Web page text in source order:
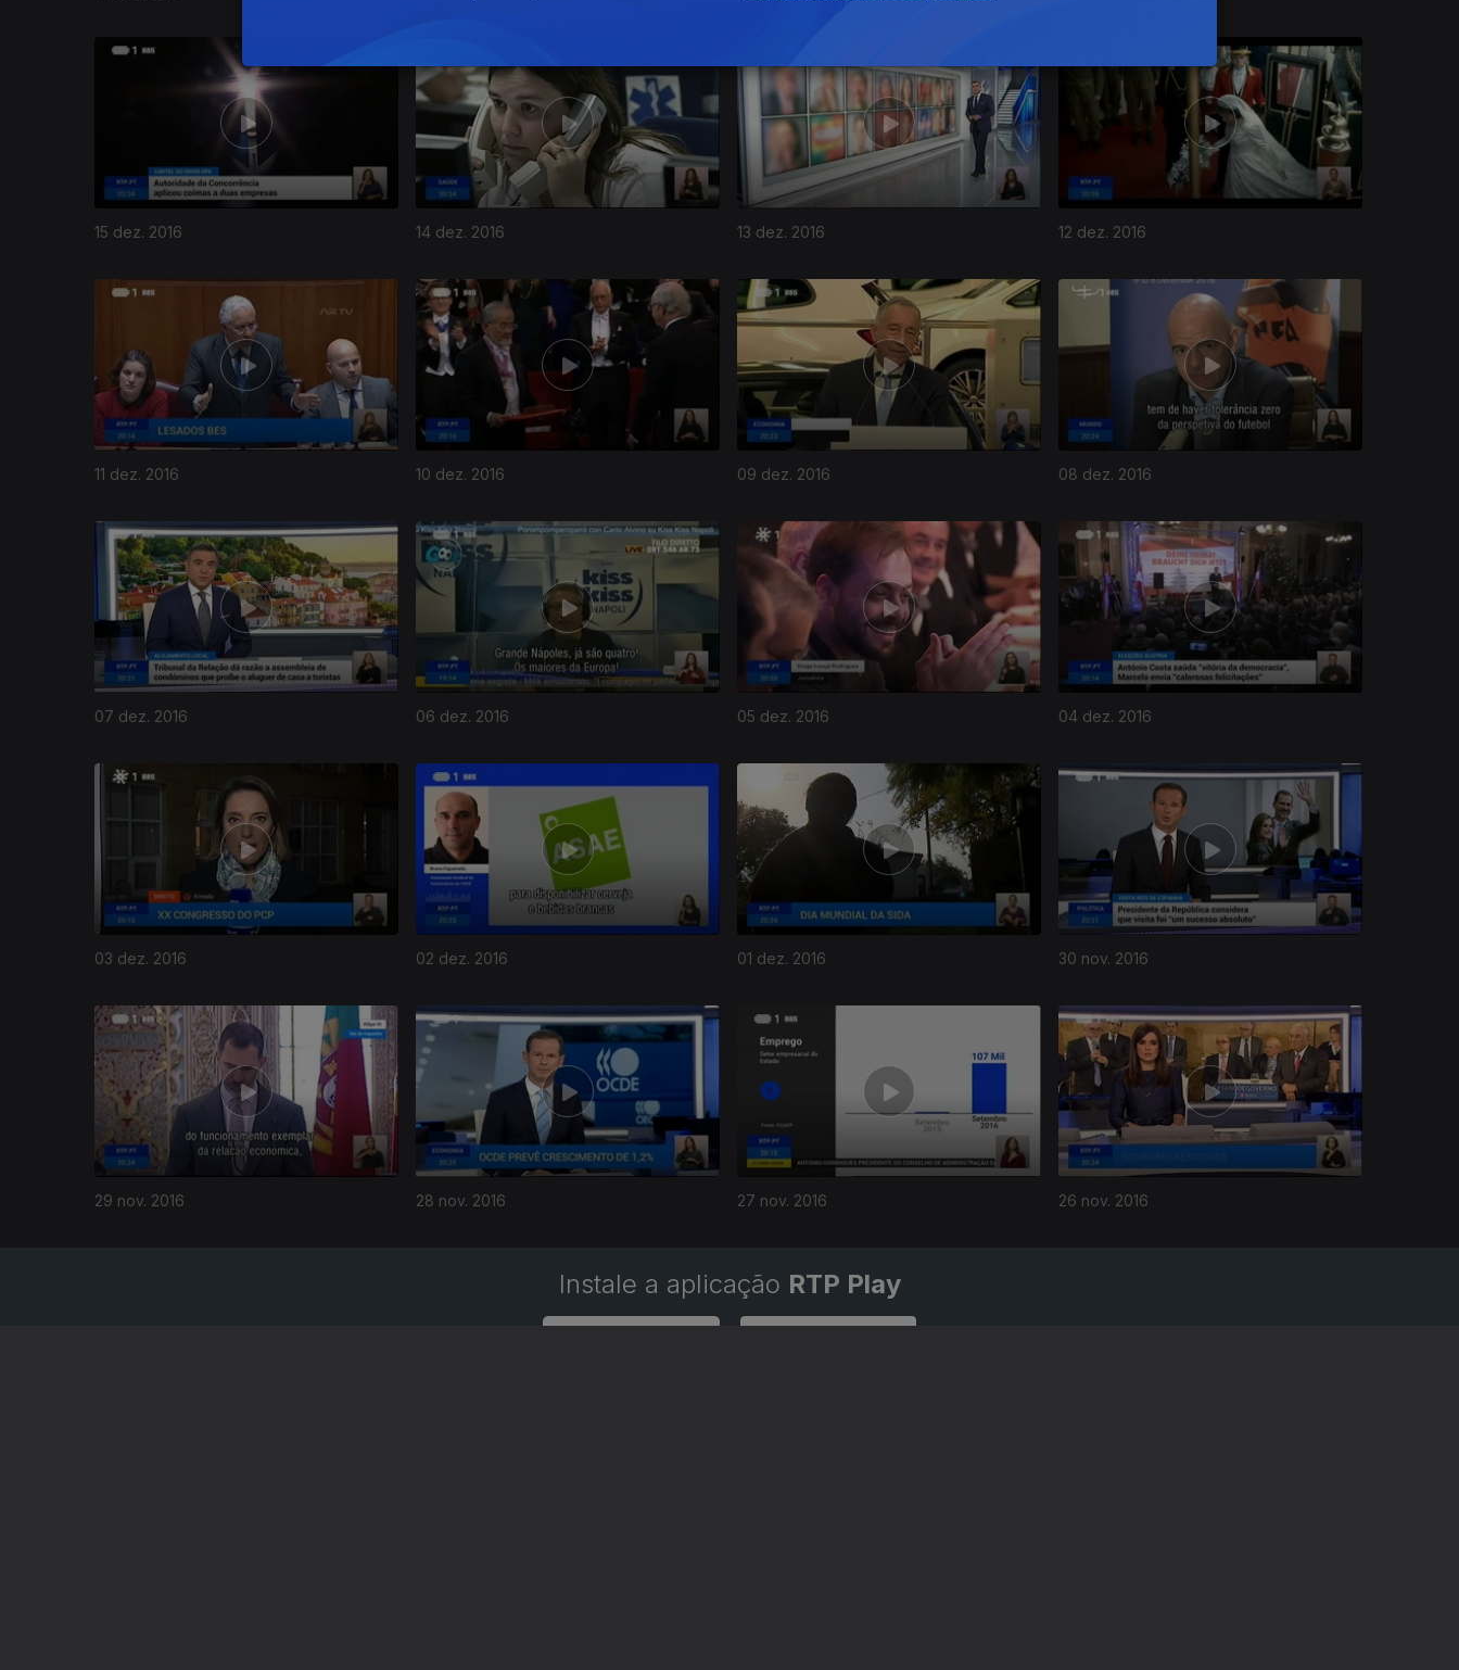
15 dez. 2016 14 dez. 2016 13 dez. 2016 12 dez. 2016
11 dez. 2016 10 dez. 2016 09 dez. 2016 08 dez. 2016
263289
07 dez. 2016 06 dez. 2016 05 dez. 2016 04 dez. 2016
03 dez. 2016 02 dez. 2016 01 dez. 2016 30 nov. 2016
29 nov. 2016 28 nov. 2016 27 nov. 2016 26 nov. 2016
261284
Instale a aplicação RTP Play